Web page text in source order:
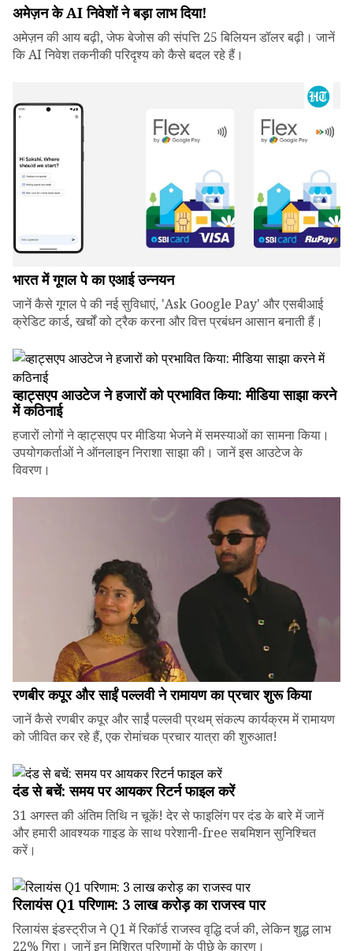
अमेज़न के AI निवेशों ने बड़ा लाभ दिया!
अमेज़न की आय बढ़ी, जेफ बेजोस की संपत्ति 25 बिलियन डॉलर बढ़ी। जानें
कि AI निवेश तकनीकी परिदृश्य को कैसे बदल रहे हैं।
भारत में गूगल पे का एआई उन्नयन
जानें कैसे गूगल पे की नई सुविधाएं, 'Ask Google Pay' और एसबीआई
क्रेडिट कार्ड, खर्चों को ट्रैक करना और वित्त प्रबंधन आसान बनाती हैं।
व्हाट्सएप आउटेज ने हजारों को प्रभावित किया: मीडिया साझा करने
में कठिनाई
हजारों लोगों ने व्हाट्सएप पर मीडिया भेजने में समस्याओं का सामना किया।
उपयोगकर्ताओं ने ऑनलाइन निराशा साझा की। जानें इस आउटेज के
विवरण।
रणबीर कपूर और साईं पल्लवी ने रामायण का प्रचार शुरू किया
जानें कैसे रणबीर कपूर और साईं पल्लवी प्रथम् संकल्प कार्यक्रम में रामायण
को जीवित कर रहे हैं, एक रोमांचक प्रचार यात्रा की शुरुआत!
दंड से बचें: समय पर आयकर रिटर्न फाइल करें
31 अगस्त की अंतिम तिथि न चूकें! देर से फाइलिंग पर दंड के बारे में जानें
और हमारी आवश्यक गाइड के साथ परेशानी-free सबमिशन सुनिश्चित
करें।
रिलायंस Q1 परिणाम: ₹3 लाख करोड़ का राजस्व पार
रिलायंस इंडस्ट्रीज ने Q1 में रिकॉर्ड राजस्व वृद्धि दर्ज की, लेकिन शुद्ध लाभ
22% गिरा। जानें इन मिश्रित परिणामों के पीछे के कारण।